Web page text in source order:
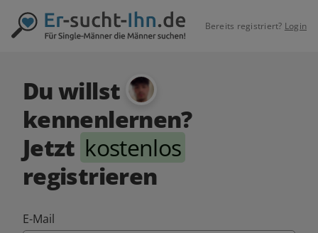
Bereits registriert? Login
Du willst
kennenlernen?
Jetzt kostenlos
registrieren
E-Mail